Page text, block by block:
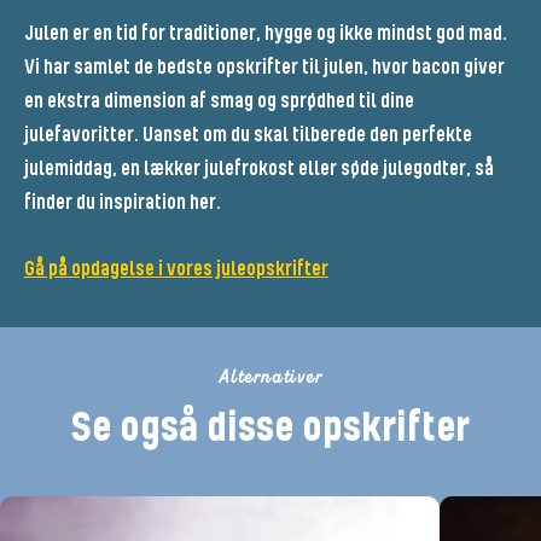
Julen er en tid for traditioner, hygge og ikke mindst god mad.
Vi har samlet de bedste opskrifter til julen, hvor bacon giver
en ekstra dimension af smag og sprødhed til dine
julefavoritter. Uanset om du skal tilberede den perfekte
julemiddag, en lækker julefrokost eller søde julegodter, så
finder du inspiration her.
Gå på opdagelse i vores juleopskrifter
Alternativer
Se også disse opskrifter